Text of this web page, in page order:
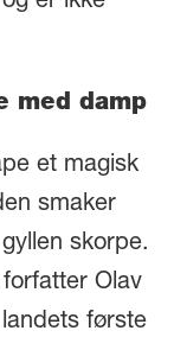
med damp
et magisk
smaker
skorpe.
Olav
første